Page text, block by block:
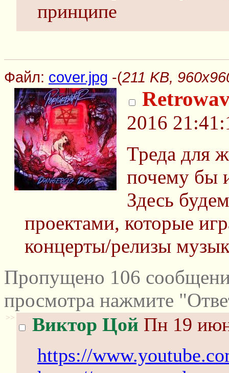
принципе
Файл: cover.jpg -(211 KB,
2016
Треда для
почему бы
Здесь
проектами, которые
концерты/релизы
Пропущено 106
просмотра нажмите
>> Виктор Цой Пн 19
https://